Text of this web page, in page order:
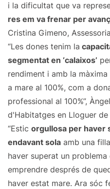
i la dificultat que va
res em va frenar per
Cristina Gimeno,
“Les dones tenim la
segmentat en ‘calaixos’
rendiment i amb la
a mare al 100%, com a
professional al 100%”,
d'Habitatges en Lloguer de
“Estic orgullosa per haver
endavant sola amb una
haver superat un
emprendre després de
haver estat mare. Ara sóc